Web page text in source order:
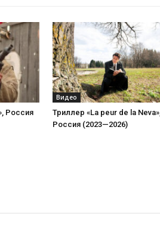
Россия
Видео
Триллер «La peur de la Neva»,
Россия (2023—2026)